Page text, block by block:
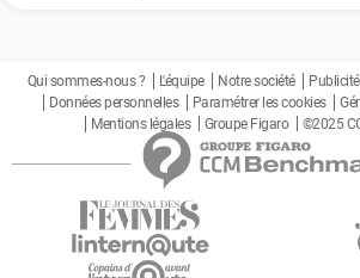
Qui sommes-nous ? L'équipe Notre société Publicité
Données personnelles
Paramétrer les cookies
Mentions légales
Groupe Figaro ©2025